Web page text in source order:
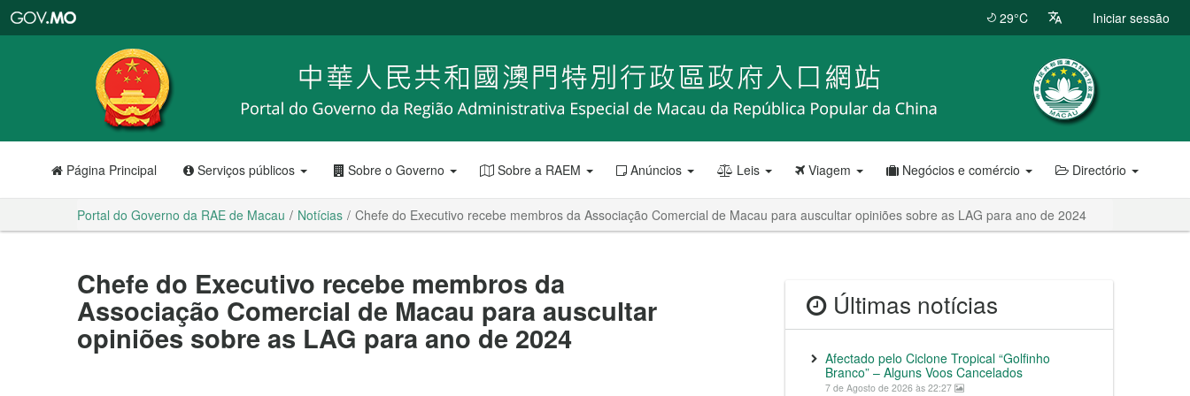
RAE
de
Macau
29°C Iniciar sessão
Página Principal Serviços públicos Sobre o Governo Sobre a RAEM Anúncios Leis Viagem Negócios e comércio Directório
Portal do Governo da RAE de Macau Notícias Chefe do Executivo recebe membros da Associação Comercial de Macau para auscultar opiniões sobre as LAG para ano de 2024
Chefe do Executivo recebe membros da
Associação Comercial de Macau para auscultar
opiniões sobre as LAG para ano de 2024
Últimas notícias
Afectado pelo Ciclone Tropical “Golfinho
Branco” – Alguns Voos Cancelados
7 de Agosto de 2026 às 22:27